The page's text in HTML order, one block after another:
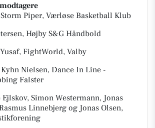
Piper, Værløse Basketball Klub
Højby S&G Håndbold
FightWorld, Valby
Nielsen, Dance In Line -
Falster
Ejlskov, Simon Westermann, Jonas
Linnebjerg og Jonas Olsen,